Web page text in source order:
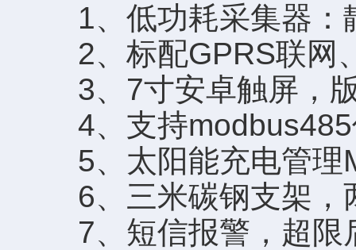
1、低功耗采集器：
2、标配GPRS联网
3、7寸安卓触屏，版
4、支持modbus485
5、太阳能充电管理
6、三米碳钢支架，
7、短信报警，超限